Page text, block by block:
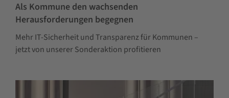
Als Kommune den wachsenden
Herausforderungen begegnen
Mehr IT-Sicherheit und Transparenz für Kommunen –
jetzt von unserer Sonderaktion profitieren